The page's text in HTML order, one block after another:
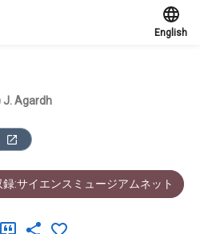
English
J. Agardh
録:サイエンスミュージアムネット